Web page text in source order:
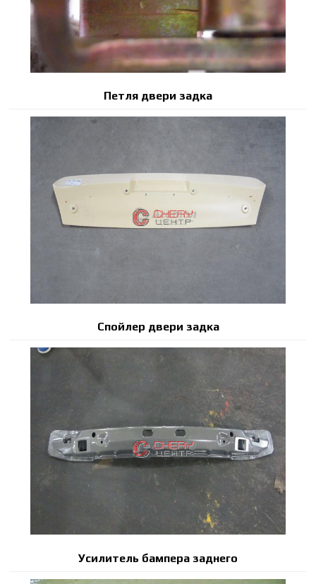
Петля двери задка
Спойлер двери задка
Усилитель бампера заднего